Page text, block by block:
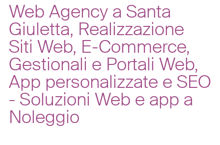
Web Agency a Santa
Giuletta, Realizzazione
Siti Web, E-Commerce,
Gestionali e Portali Web,
App personalizzate e SEO
- Soluzioni Web e app a
Noleggio